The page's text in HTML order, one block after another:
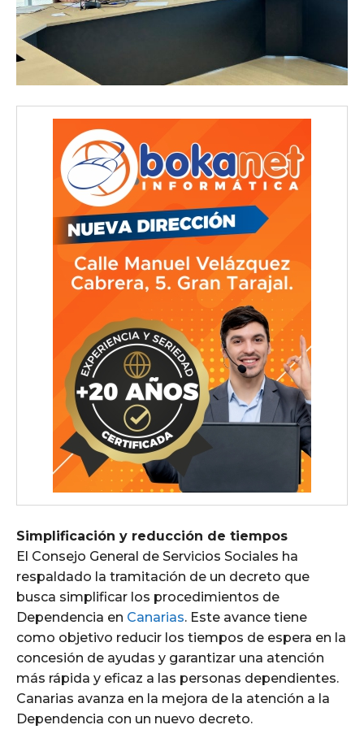
Simplificación y reducción de tiempos
El Consejo General de Servicios Sociales ha
respaldado la tramitación de un decreto que
busca simplificar los procedimientos de
Dependencia en Canarias. Este avance tiene
como objetivo reducir los tiempos de espera en la
concesión de ayudas y garantizar una atención
más rápida y eficaz a las personas dependientes.
Canarias avanza en la mejora de la atención a la
Dependencia con un nuevo decreto.